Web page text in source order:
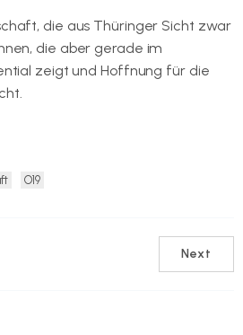
die aus Thüringer Sicht zwar
die aber gerade im
zeigt und Hoffnung für die
O19
Next